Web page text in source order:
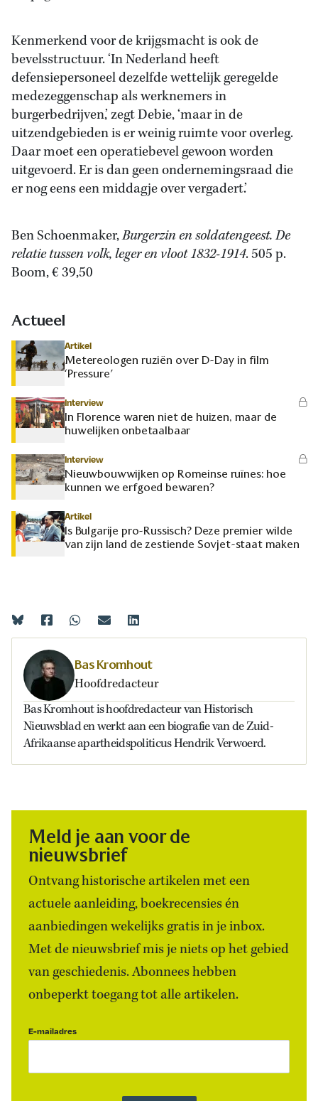
Kenmerkend voor de krijgsmacht is ook de
bevelsstructuur. ‘In Nederland heeft
defensiepersoneel dezelfde wettelijk geregelde
medezeggenschap als werknemers in
burgerbedrijven,’ zegt Debie, ‘maar in de
uitzendgebieden is er weinig ruimte voor overleg.
Daar moet een operatiebevel gewoon worden
uitgevoerd. Er is dan geen ondernemingsraad die
er nog eens een middagje over vergadert.’
Ben Schoenmaker,Burgerzin en soldatengeest. De
relatie tussen volk, leger en vloot 1832-1914. 505 p.
Boom, € 39,50
Actueel
Artikel
Metereologen ruziën over D-Day in film
‘Pressure’
Interview
In Florence waren niet de huizen, maar de
huwelijken onbetaalbaar
Interview
Nieuwbouwwijken op Romeinse ruïnes: hoe
kunnen we erfgoed bewaren?
Artikel
Is Bulgarije pro-Russisch? Deze premier wilde
van zijn land de zestiende Sovjet-staat maken
Bas Kromhout
Hoofdredacteur
Bas Kromhout is hoofdredacteur van Historisch
Nieuwsblad en werkt aan een biografie van de Zuid-
Afrikaanse apartheidspoliticus Hendrik Verwoerd.
Meld je aan voor de
nieuwsbrief
Ontvang historische artikelen met een
actuele aanleiding, boekrecensies én
aanbiedingen wekelijks gratis in je inbox.
Met de nieuwsbrief mis je niets op het gebied
van geschiedenis. Abonnees hebben
onbeperkt toegang tot alle artikelen.
E-mailadres